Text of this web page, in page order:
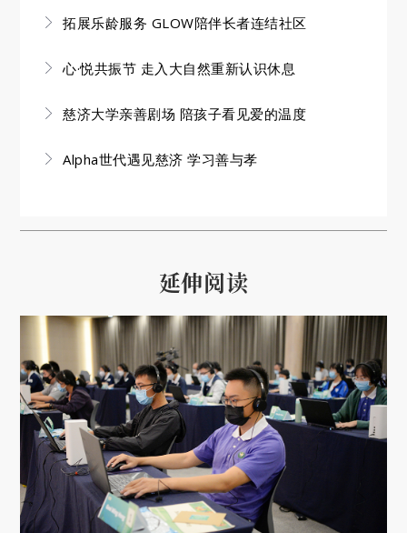
拓展乐龄服务 GLOW陪伴长者连结社区
心·悦共振节 走入大自然重新认识休息
慈济大学亲善剧场 陪孩子看见爱的温度
Alpha世代遇见慈济 学习善与孝
延伸阅读